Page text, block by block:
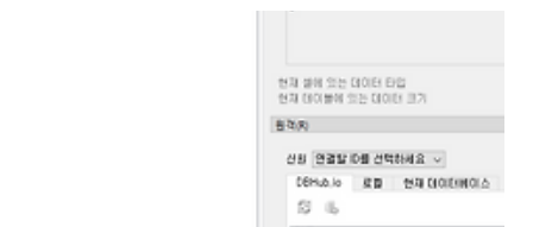
모에 따라서 필요한 기능의 정도는 차이를 보일 수밖에 없습니다. 하지
다. SQlite3를 이용한 파이썬 DB 활용하기(DB생성, 저장 방법) 이제 본
격적으로 파이썬 프로젝트 또는 실습을 진행하는 과정에서 원하는 ..